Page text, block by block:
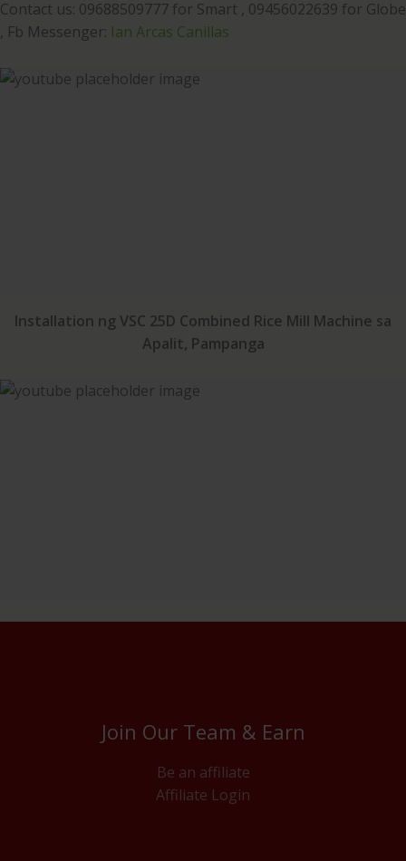
Contact us: 09688509777 for Smart , 09456022639 for Globe
, Fb Messenger: Ian Arcas Canillas
Installation ng VSC 25D Combined Rice Mill Machine sa
Apalit, Pampanga
Join Our Team & Earn
Be an affiliate
Affiliate Login